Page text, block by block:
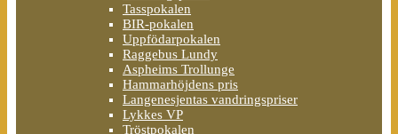
Tasspokalen
BIR-pokalen
Uppfödarpokalen
Raggebus Lundy
Aspheims Trollunge
Hammarhöjdens pris
Langenesjentas vandringspriser
Lykkes VP
Tröstpokalen